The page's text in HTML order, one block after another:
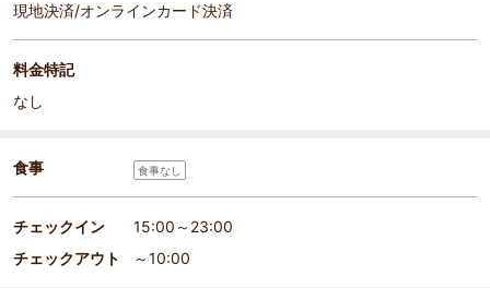
現地決済/オンラインカード決済
料金特記
なし
食事 食事なし
チェックイン
15:00～23:00
チェックアウト
～10:00